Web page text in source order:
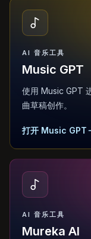
AI 音乐工具
Music GPT
使用 Music GPT
曲草稿创作。
打开 Music GPT
AI 音乐工具
Mureka AI